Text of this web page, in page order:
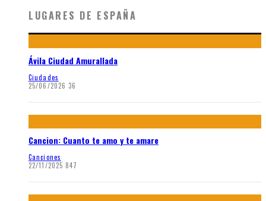
LUGARES DE ESPAÑA
Ávila Ciudad Amurallada
Ciudades
25/06/2026 36
Cancion: Cuanto te amo y te amare
Canciones
22/11/2025 847